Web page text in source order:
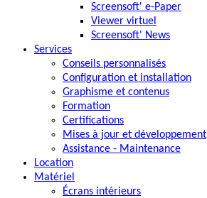
Screensoft' e-Paper
Viewer virtuel
Screensoft' News
Services
Conseils personnalisés
Configuration et installation
Graphisme et contenus
Formation
Certifications
Mises à jour et développement
Assistance - Maintenance
Location
Matériel
Écrans intérieurs